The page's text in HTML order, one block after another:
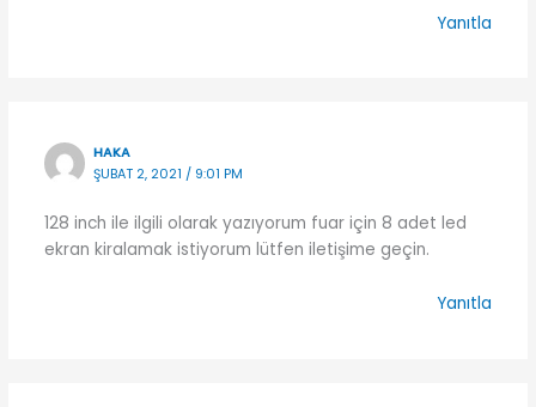
Yanıtla
HAKA
ŞUBAT 2, 2021 / 9:01 PM
128 inch ile ilgili olarak yazıyorum fuar için 8 adet led
ekran kiralamak istiyorum lütfen iletişime geçin.
Yanıtla